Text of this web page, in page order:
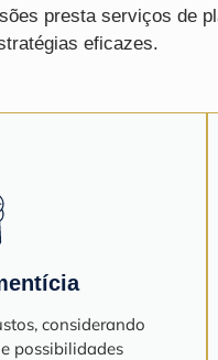
presta serviços de
eficazes.
considerando
possibilidades